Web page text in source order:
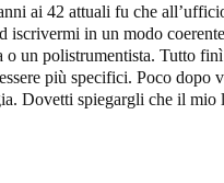
ai 42 attuali fu che
iscrivermi in un modo
o un polistrumentista. Tutto
più specifici. Poco dopo
Dovetti spiegargli che il mio